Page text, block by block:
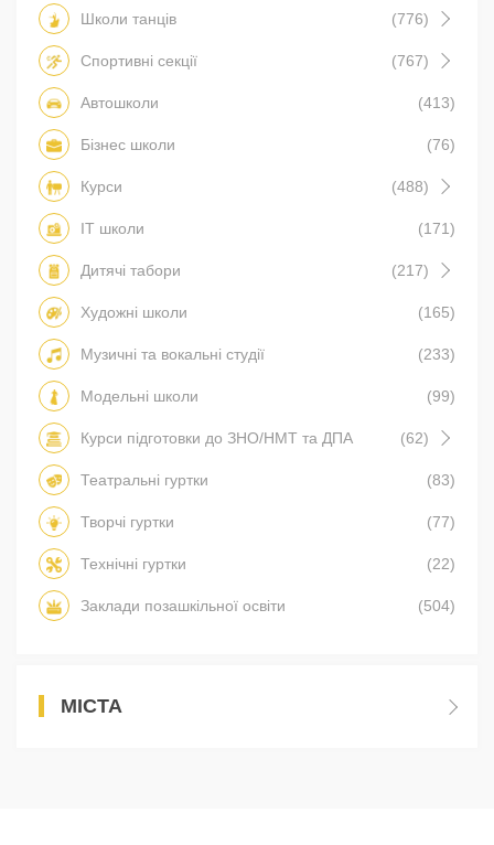
Школи танців (776)
Спортивні секції (767)
Автошколи (413)
Бізнес школи (76)
Курси (488)
IT школи (171)
Дитячі табори (217)
Художні школи (165)
Музичні та вокальні студії (233)
Модельні школи (99)
Курси підготовки до ЗНО/НМТ та ДПА (62)
Театральні гуртки (83)
Творчі гуртки (77)
Технічні гуртки (22)
Заклади позашкільної освіти (504)
МІСТА